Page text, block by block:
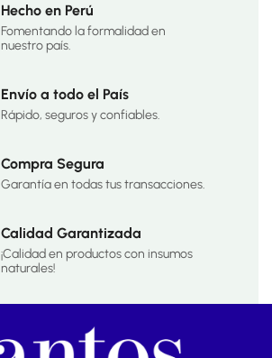
Hecho en Perú
Fomentando la formalidad en
nuestro país.
Envío a todo el País
Rápido, seguros y confiables.
Compra Segura
Garantía en todas tus transacciones.
Calidad Garantizada
¡Calidad en productos con insumos
naturales!